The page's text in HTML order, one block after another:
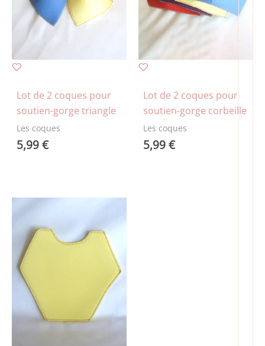
Lot de 2 coques pour
soutien-gorge triangle
Les coques
5,99€
Lot de 2 coques pour
soutien-gorge corbeille
Les coques
5,99€